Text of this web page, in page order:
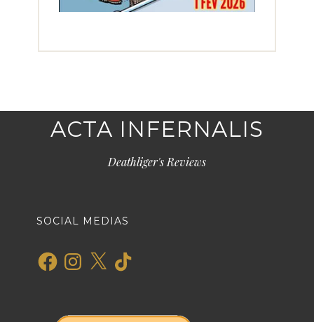
ACTA INFERNALIS
Deathliger's Reviews
SOCIAL MEDIAS
FacebookInstagram
X TikTok